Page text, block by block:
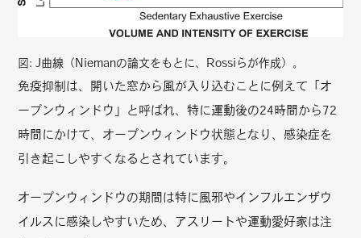
図: J曲線（Niemanの論文をもとに、Rossiらが作成）。
免疫抑制は、開いた窓から風が入り込むことに例えて「オ
ープンウィンドウ」と呼ばれ、特に運動後の24時間から72
時間にかけて、オープンウィンドウ状態となり、感染症を
引き起こしやすくなるとされています。
オープンウィンドウの期間は特に風邪やインフルエンザウ
イルスに感染しやすいため、アスリートや運動愛好家は注